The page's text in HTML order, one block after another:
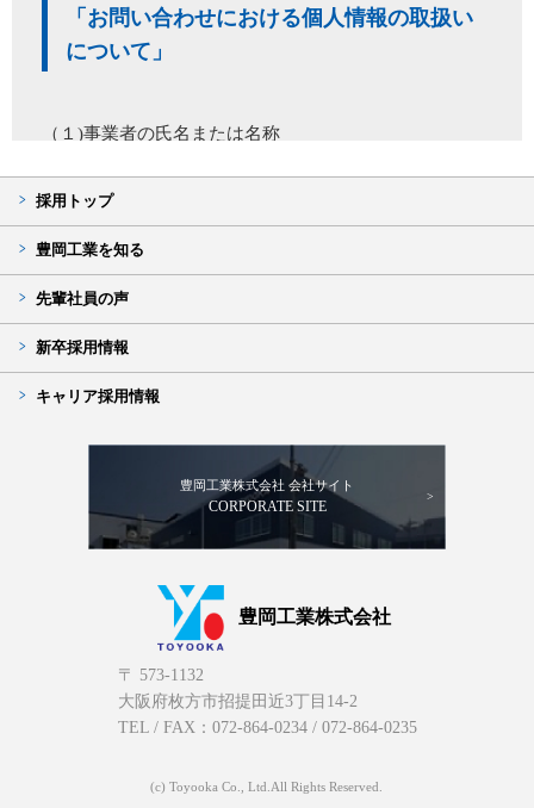
「お問い合わせにおける個人情報の取扱い
について」
（１)事業者の氏名または名称
（２）個人情報保護管理者
（３）個人情報の利用目的
・当社事業に関してお問い合わせいただいた内容に回答
するため
取得した個人情報は法令等による場合を除いて第三者に
（５）個人情報の取扱いの委託について
取得した個人情報の取扱いの全部又は、一部を委託する
ことはありません。
（６）開示対象個人情報の開示等および問い合わせ窓口
ご本人からの求めにより、当社が保有する開示対象個人
情報の利用目的の通知・開示・内容の訂正・追加または
削除・利用の停止・消去および第三者への提供の停止
（「開示等」といいます。）に応じます。
開示等に応ずる窓口は、お問合せいただきました当該部
署になります。
採用トップ
豊岡工業を知る
先輩社員の声
新卒採用情報
キャリア採用情報
豊岡工業株式会社 会社サイト
CORPORATE SITE
豊岡工業株式会社
〒 573-1132
大阪府枚方市招提田近3丁目14-2
TEL / FAX：072-864-0234 / 072-864-0235
(c) Toyooka Co., Ltd.All Rights Reserved.